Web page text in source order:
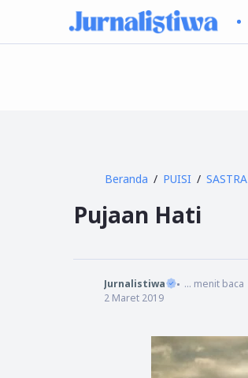
Beranda PUISI SASTRA
Pujaan Hati
Jurnalistiwa ... menit baca
2 Maret 2019